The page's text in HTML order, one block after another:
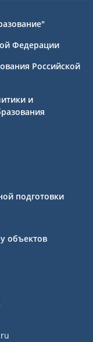
Федерации
Российской
и
подготовки
объектов